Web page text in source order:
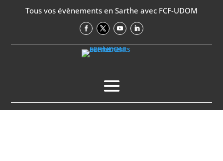
Tous vos évènements en Sarthe avec FCF-UDOM